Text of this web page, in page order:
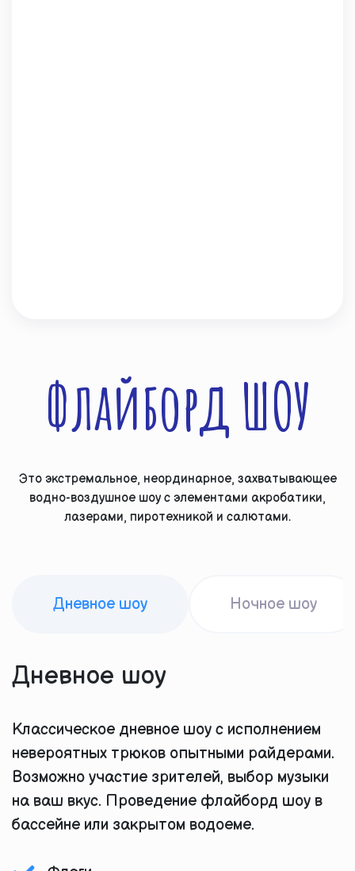
Флайборд ШОУ
Это экстремальное, неординарное, захватывающее
водно-воздушное шоу с элементами акробатики,
лазерами, пиротехникой и салютами.
Дневное шоу Ночное шоу
Дневное шоу
Классическое дневное шоу с исполнением
невероятных трюков опытными райдерами.
Возможно участие зрителей, выбор музыки
на ваш вкус. Проведение флайборд шоу в
бассейне или закрытом водоеме.